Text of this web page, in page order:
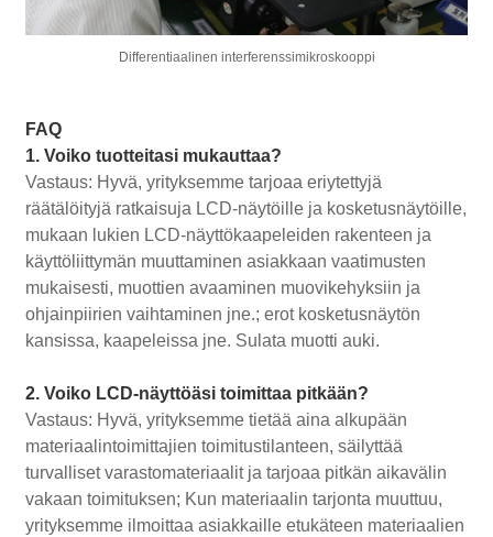
Differentiaalinen interferenssimikroskooppi
FAQ
1. Voiko tuotteitasi mukauttaa?
Vastaus: Hyvä, yrityksemme tarjoaa eriytettyjä
räätälöityjä ratkaisuja LCD-näytöille ja kosketusnäytöille,
mukaan lukien LCD-näyttökaapeleiden rakenteen ja
käyttöliittymän muuttaminen asiakkaan vaatimusten
mukaisesti, muottien avaaminen muovikehyksiin ja
ohjainpiirien vaihtaminen jne.; erot kosketusnäytön
kansissa, kaapeleissa jne. Sulata muotti auki.
2. Voiko LCD-näyttöäsi toimittaa pitkään?
Vastaus: Hyvä, yrityksemme tietää aina alkupään
materiaalintoimittajien toimitustilanteen, säilyttää
turvalliset varastomateriaalit ja tarjoaa pitkän aikavälin
vakaan toimituksen; Kun materiaalin tarjonta muuttuu,
yrityksemme ilmoittaa asiakkaille etukäteen materiaalien